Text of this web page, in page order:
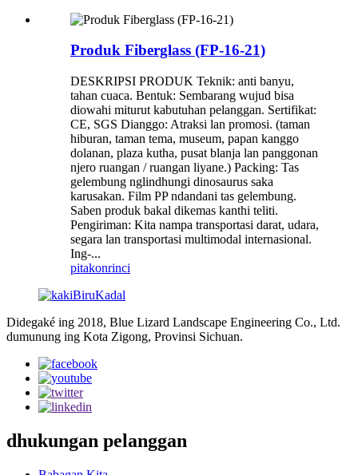
Produk Fiberglass (FP-16-21)
DESKRIPSI PRODUK Teknik: anti banyu,
tahan cuaca. Bentuk: Sembarang wujud bisa
diowahi miturut kabutuhan pelanggan. Sertifikat:
CE, SGS Dianggo: Atraksi lan promosi. (taman
hiburan, taman tema, museum, papan kanggo
dolanan, plaza kutha, pusat blanja lan panggonan
njero ruangan / ruangan liyane.) Packing: Tas
gelembung nglindhungi dinosaurus saka
karusakan. Film PP ndandani tas gelembung.
Saben produk bakal dikemas kanthi teliti.
Pengiriman: Kita nampa transportasi darat, udara,
segara lan transportasi multimodal internasional.
Ing-...
pitakonrinci
Didegaké ing 2018, Blue Lizard Landscape Engineering Co., Ltd.
dumunung ing Kota Zigong, Provinsi Sichuan.
dhukungan pelanggan